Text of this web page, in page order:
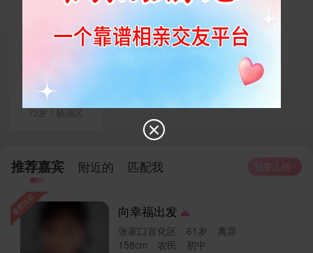
秋
72岁 / 杨浦区
推荐嘉宾 附近的 匹配我 我要上榜
向幸福出发
张家口宣化区 61岁 离异
158cm 农民 初中
